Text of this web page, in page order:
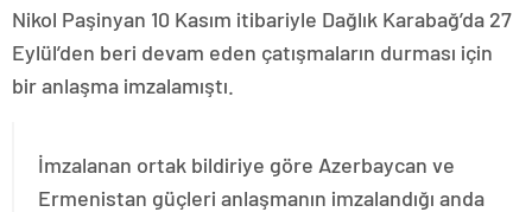
Nikol Paşinyan 10 Kasım itibariyle Dağlık Karabağ’da 27
Eylül’den beri devam eden çatışmaların durması için
bir anlaşma imzalamıştı.
İmzalanan ortak bildiriye göre Azerbaycan ve
Ermenistan güçleri anlaşmanın imzalandığı anda